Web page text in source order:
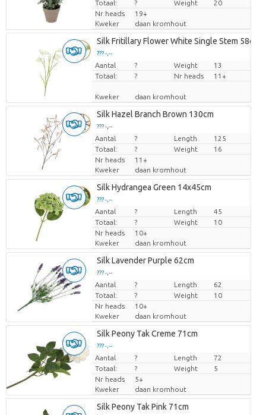
Totaal: ? Weight
20
Nr heads
19+
Kweker
daan kromhout
Silk Fritillary Flower White Single Stem 58cm
??? -,--
Prijs per stuk
Aantal ? Weight
13
Totaal:
? Nr heads 11+
Kweker daan kromhout
Silk Hazel Branch Brown 130cm
??? -,--
Prijs per stuk
Aantal ? Length
125
Totaal:
? Weight
16
Nr heads
11+
Kweker
daan kromhout
Silk Hydrangea Green 14x45cm
??? -,--
Prijs per stuk
Aantal ? Length
45
Totaal:
? Weight
10
Nr heads
10+
Kweker
daan kromhout
Silk Lavender Purple 62cm
??? -,--
Prijs per stuk
Aantal ? Length
62
Totaal:
? Weight
10
Nr heads
10+
Kweker
daan kromhout
Silk Peony Tak Creme 71cm
??? -,--
Prijs per stuk
Aantal ? Length
72
Totaal:
? Weight
5
Nr heads
5+
Kweker
daan kromhout
Silk Peony Tak Pink 71cm